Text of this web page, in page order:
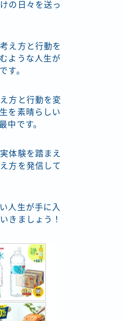
の日々を送っ
え方と行動を
ような人生が
す。
方と行動を変
を素晴らしい
中です。
体験を踏まえ
方を発信して
人生が手に入
きましょう！